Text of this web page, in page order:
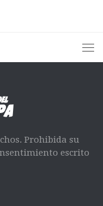
Prohibida su
escrito